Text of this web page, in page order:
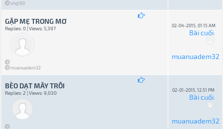
vhq193
GẶP MẸ TRONG MƠ
Replies: 0 | Views: 5,397
muanuadem32
02-04-2015, 01:15 AM
Bài cuối:
muanuadem32
BÈO DẠT MÂY TRÔI
Replies: 2 | Views: 9,030 02-01-2015, 12:51 PM
Bài cuối:
muanuadem32